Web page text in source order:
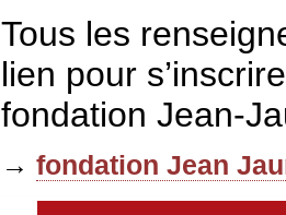
Tous les
lien pour
fondation Jean-
→ fondation Jean